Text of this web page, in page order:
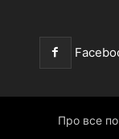
Про все